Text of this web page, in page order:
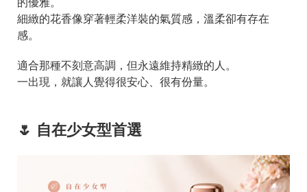
細緻的花香像穿著輕柔洋裝的氣質感，溫柔卻有存在
感。
適合那種不刻意高調，但永遠維持精緻的人。
一出現，就讓人覺得很安心、很有份量。
🌷 自在少女型首選